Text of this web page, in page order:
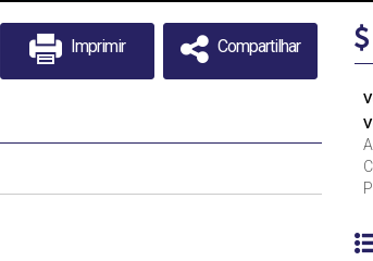
Imprimir Compartilhar